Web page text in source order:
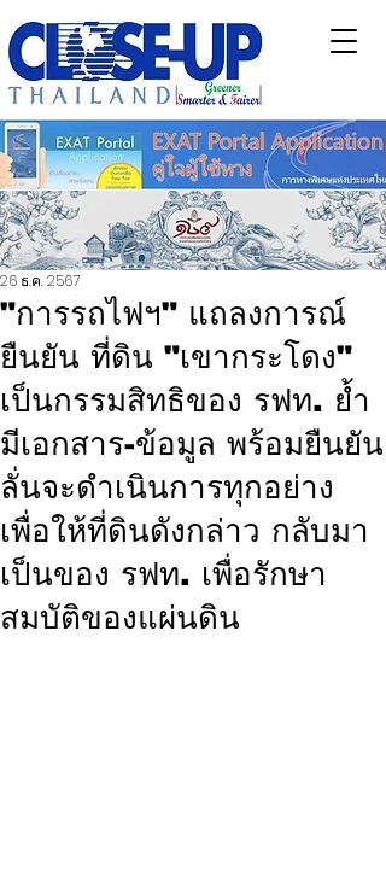
"การรถไฟฯ" แถลงการณ์
ยืนยัน ที่ดิน "เขากระโดง"
เป็นกรรมสิทธิของ รฟท. ย้ำ
มีเอกสาร-ข้อมูล พร้อมยืนยัน
ลั่นจะดำเนินการทุกอย่าง
เพื่อให้ที่ดินดังกล่าว กลับมา
เป็นของ รฟท. เพื่อรักษา
สมบัติของแผ่นดิน
26 ธ.ค. 2567